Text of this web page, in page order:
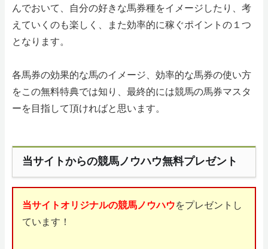
んでおいて、自分の好きな馬券種をイメージしたり、考
えていくのも楽しく、また効率的に稼ぐポイントの１つ
となります。
各馬券の効果的な馬のイメージ、効率的な馬券の使い方
をこの無料特典では知り、最終的には競馬の馬券マスタ
ーを目指して頂ければと思います。
当サイトからの競馬ノウハウ無料プレゼント
当サイトオリジナルの競馬ノウハウをプレゼントし
ています！